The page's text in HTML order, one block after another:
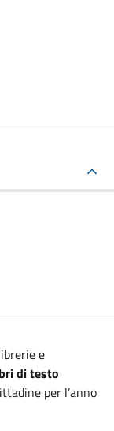
e
di testo
per l’anno